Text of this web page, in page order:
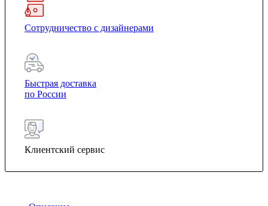
Сотрудничество с дизайнерами
Быстрая доставка
по России
Клиентский сервис